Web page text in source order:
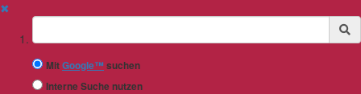
✖
Suchbegriff
MitGoogle™ suchen
Interne Suche nutzen